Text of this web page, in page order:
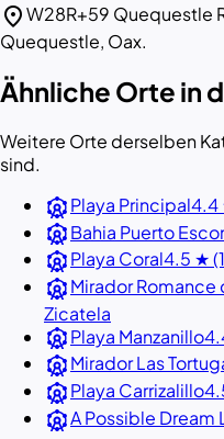
location_onW28R+59 Quequestle
Quequestle, Oax.
Ähnliche Orte in
Weitere Orte derselben
sind.
attractionsPlaya Principal4.4
attractionsBahia Puerto
attractionsPlaya Coral4.5 ★
attractionsMirador Romance
Zicatela
attractionsPlaya Manzanillo
attractionsMirador Las
attractionsPlaya Carrizalillo
attractionsA Possible Dream